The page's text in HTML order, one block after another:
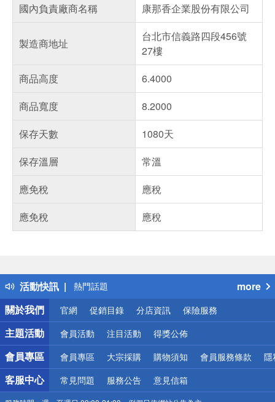
國內負責廠商名稱
康那香企業股份有限公司
製造商地址
台北市信義路四段456號
27樓
商品高度
6.4000
商品寬度
8.2000
保存天數
1080天
保存溫層
常溫
應免稅
應稅
應免稅
應稅
活動快訊
得獎公告
熱門話題
銀行優惠
偏遠地區配送
詐騙網頁！請小心！
more
關於我們
官網 促銷目錄 分店資訊 保險服務
主題活動 會員活動 注目活動 得獎公佈
會員專區 會員專區 大宗採購 購物須知 會員服務條款 隱
客服中心 常見問題 服務公告 意見信箱